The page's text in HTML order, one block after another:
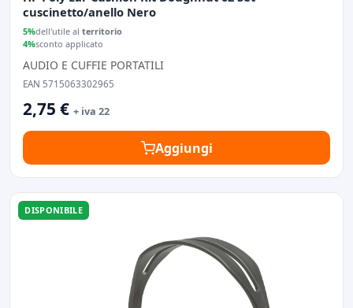
cuscinetto/anello Nero
5%dell'utile al territorio
4%sconto applicato
AUDIO E CUFFIE PORTATILI
EAN 5715063302965
2,75 € + iva 22
Aggiungi
DISPONIBILE